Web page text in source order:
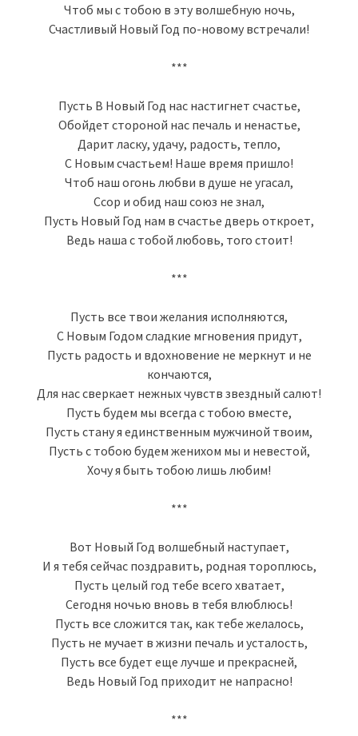
Чтоб мы с тобою в эту волшебную ночь,
Счастливый Новый Год по-новому встречали!
***
Пусть В Новый Год нас настигнет счастье,
Обойдет стороной нас печаль и ненастье,
Дарит ласку, удачу, радость, тепло,
С Новым счастьем! Наше время пришло!
Чтоб наш огонь любви в душе не угасал,
Ссор и обид наш союз не знал,
Пусть Новый Год нам в счастье дверь откроет,
Ведь наша с тобой любовь, того стоит!
***
Пусть все твои желания исполняются,
С Новым Годом сладкие мгновения придут,
Пусть радость и вдохновение не меркнут и не
кончаются,
Для нас сверкает нежных чувств звездный салют!
Пусть будем мы всегда с тобою вместе,
Пусть стану я единственным мужчиной твоим,
Пусть с тобою будем женихом мы и невестой,
Хочу я быть тобою лишь любим!
***
Вот Новый Год волшебный наступает,
И я тебя сейчас поздравить, родная тороплюсь,
Пусть целый год тебе всего хватает,
Сегодня ночью вновь в тебя влюблюсь!
Пусть все сложится так, как тебе желалось,
Пусть не мучает в жизни печаль и усталость,
Пусть все будет еще лучше и прекрасней,
Ведь Новый Год приходит не напрасно!
***